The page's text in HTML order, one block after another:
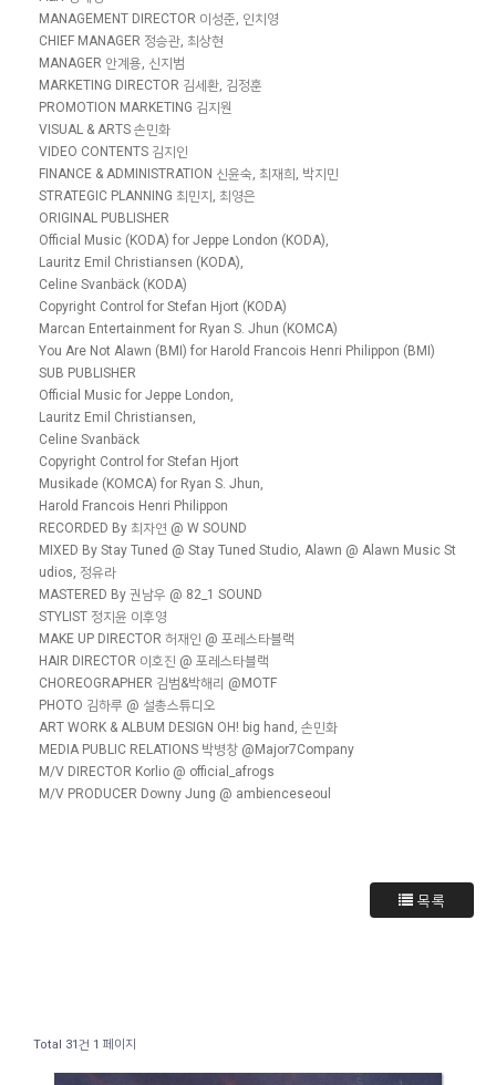
MANAGEMENT DIRECTOR 이성준, 인치영
CHIEF MANAGER 정승관, 최상현
MANAGER 안계용, 신지범
MARKETING DIRECTOR 김세환, 김정훈
PROMOTION MARKETING 김지원
VISUAL & ARTS 손민화
VIDEO CONTENTS 김지인
FINANCE & ADMINISTRATION 신윤숙, 최재희, 박지민
STRATEGIC PLANNING 최민지, 최영은
ORIGINAL PUBLISHER
Official Music (KODA) for Jeppe London (KODA),
Lauritz Emil Christiansen (KODA),
Celine Svanbäck (KODA)
Copyright Control for Stefan Hjort (KODA)
Marcan Entertainment for Ryan S. Jhun (KOMCA)
You Are Not Alawn (BMI) for Harold Francois Henri Philippon (BMI)
SUB PUBLISHER
Official Music for Jeppe London,
Lauritz Emil Christiansen,
Celine Svanbäck
Copyright Control for Stefan Hjort
Musikade (KOMCA) for Ryan S. Jhun,
Harold Francois Henri Philippon
RECORDED By 최자연 @ W SOUND
MIXED By Stay Tuned @ Stay Tuned Studio, Alawn @ Alawn Music St
udios, 정유라
MASTERED By 권남우 @ 82_1 SOUND
STYLIST 정지윤 이후영
MAKE UP DIRECTOR 허재인 @ 포레스타블랙
HAIR DIRECTOR 이호진 @ 포레스타블랙
CHOREOGRAPHER 김범&박해리 @MOTF
PHOTO 김하루 @ 설총스튜디오
ART WORK & ALBUM DESIGN OH! big hand, 손민화
MEDIA PUBLIC RELATIONS 박병창 @Major7Company
M/V DIRECTOR Korlio @ official_afrogs
M/V PRODUCER Downy Jung @ ambienceseoul
목록
Total 31건 1 페이지